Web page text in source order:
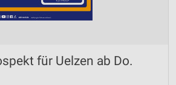
für Uelzen ab Do.